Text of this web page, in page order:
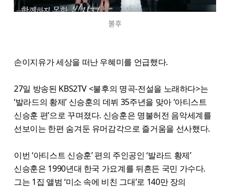
불후
손이지유가 세상을 떠난 우혜미를 언급했다.
27일 방송된 KBS2TV <불후의 명곡-전설을 노래하다>는
‘발라드의 황제’ 신승훈의 데뷔 35주년을 맞아 ‘아티스트
신승훈 편’으로 꾸며졌다. 신승훈은 명불허전 음악세계를
선보이는 한편 숨겨둔 유머감각으로 즐거움을 선사했다.
이번 ‘아티스트 신승훈’ 편의 주인공인 ‘발라드 황제’
신승훈은 1990년대 한국 가요계를 뒤흔든 국민 가수다.
그는 1집 앨범 ‘미소 속에 비친 그대’로 140만 장의